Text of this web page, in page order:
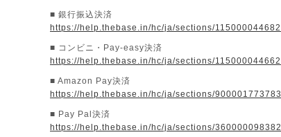
■ 銀行振込決済
https://help.thebase.in/hc/ja/sections/115000044682
■ コンビニ・Pay-easy決済
https://help.thebase.in/hc/ja/sections/115000044662
■ Amazon Pay決済
https://help.thebase.in/hc/ja/sections/900001773783
■ Pay Pal決済
https://help.thebase.in/hc/ja/sections/360000098382